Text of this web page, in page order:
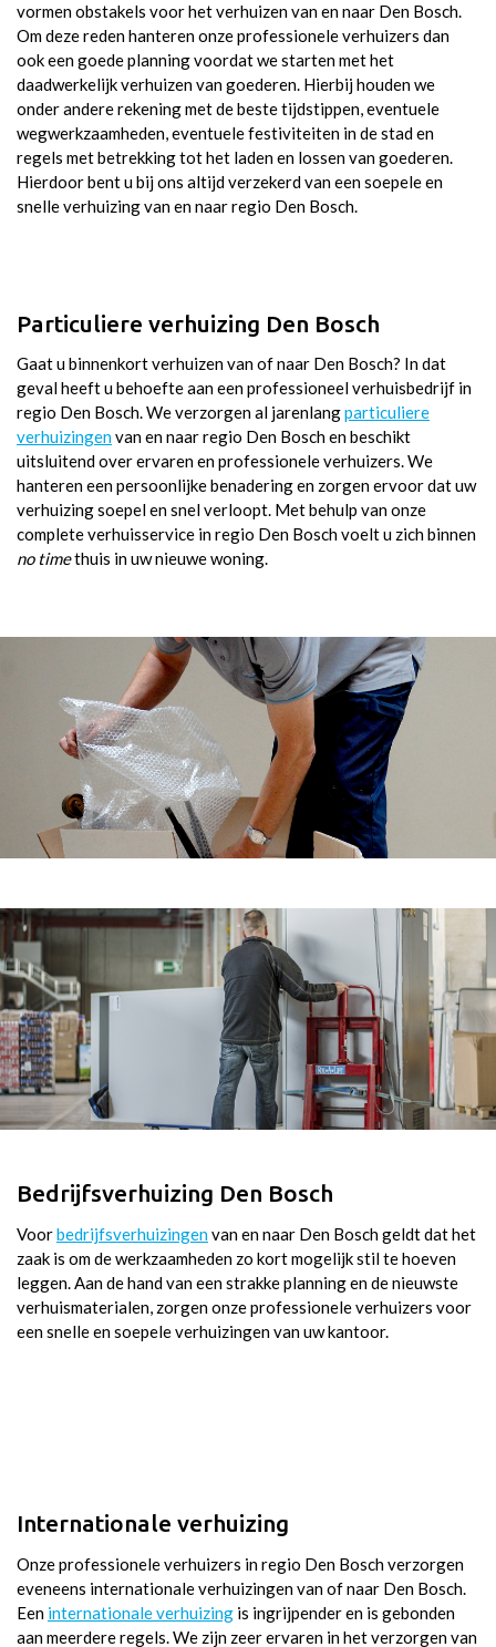
vormen obstakels voor het verhuizen van en naar Den Bosch.
Om deze reden hanteren onze professionele verhuizers dan
ook een goede planning voordat we starten met het
daadwerkelijk verhuizen van goederen. Hierbij houden we
onder andere rekening met de beste tijdstippen, eventuele
wegwerkzaamheden, eventuele festiviteiten in de stad en
regels met betrekking tot het laden en lossen van goederen.
Hierdoor bent u bij ons altijd verzekerd van een soepele en
snelle verhuizing van en naar regio Den Bosch.
Particuliere verhuizing Den Bosch
Gaat u binnenkort verhuizen van of naar Den Bosch? In dat
geval heeft u behoefte aan een professioneel verhuisbedrijf in
regio Den Bosch. We verzorgen al jarenlangparticuliere
verhuizingenvan en naar regio Den Bosch en beschikt
uitsluitend over ervaren en professionele verhuizers. We
hanteren een persoonlijke benadering en zorgen ervoor dat uw
verhuizing soepel en snel verloopt. Met behulp van onze
complete verhuisservice in regio Den Bosch voelt u zich binnen
no timethuis in uw nieuwe woning.
Bedrijfsverhuizing Den Bosch
Voorbedrijfsverhuizingenvan en naar Den Bosch geldt dat het
zaak is om de werkzaamheden zo kort mogelijk stil te hoeven
leggen. Aan de hand van een strakke planning en de nieuwste
verhuismaterialen, zorgen onze professionele verhuizers voor
een snelle en soepele verhuizingen van uw kantoor.
Internationale verhuizing
Onze professionele verhuizers in regio Den Bosch verzorgen
eveneens internationale verhuizingen van of naar Den Bosch.
Een internationale verhuizing is ingrijpender en is gebonden
aan meerdere regels. We zijn zeer ervaren in het verzorgen van